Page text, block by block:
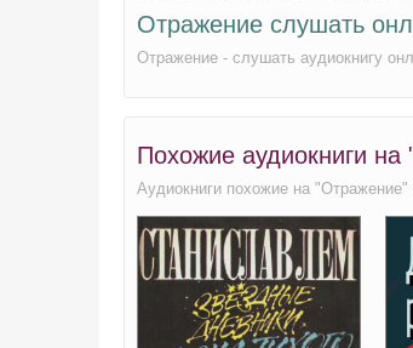
Отражение слушать
Отражение - слушать аудиокнигу
Похожие аудиокниги
Аудиокниги похожие на